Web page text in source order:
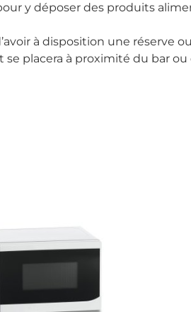
y déposer des produits
à disposition une réserve
placera à proximité du bar